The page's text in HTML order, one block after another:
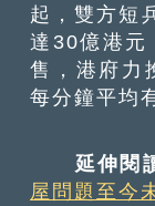
起，雙方短
達30億港元
售，港府力
每分鐘平均
延伸閱
屋問題至今